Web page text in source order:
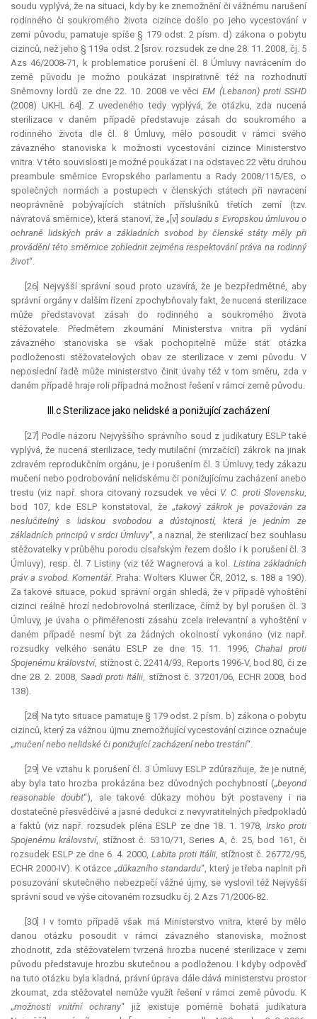
soudu vyplývá, že na situaci, kdy by ke znemožnění či vážnému narušení
rodinného či soukromého života cizince došlo po jeho vycestování v
zemi původu, pamatuje spíše § 179 odst. 2 písm. d) zákona o pobytu
cizinců, než jeho § 119a odst. 2 [srov. rozsudek ze dne 28. 11. 2008, čj. 5
Azs 46/2008-71, k problematice porušení čl. 8 Úmluvy navrácením do
země původu je možno poukázat inspirativně též na rozhodnutí
Sněmovny lordů ze dne 22. 10. 2008 ve věciEM (Lebanon) proti SSHD
(2008) UKHL 64]. Z uvedeného tedy vyplývá, že otázku, zda nucená
sterilizace v daném případě představuje zásah do soukromého a
rodinného života dle čl. 8 Úmluvy, mělo posoudit v rámci svého
závazného stanoviska k možnosti vycestování cizince Ministerstvo
vnitra. V této souvislosti je možné poukázat i na odstavec 22 větu druhou
preambule směrnice Evropského parlamentu a Rady 2008/115/ES, o
společných normách a postupech v členských státech při navracení
neoprávněně pobývajících státních příslušníků třetích zemí (tzv.
návratová směrnice), která stanoví, že „[v]souladu s Evropskou úmluvou o
ochraně lidských práv a základních svobod by členské státy měly při
provádění této směrnice zohlednit zejména respektování práva na rodinný
život“.
[26] Nejvyšší správní soud proto uzavírá, že je bezpředmětné, aby
správní orgány v dalším řízení zpochybňovaly fakt, že nucená sterilizace
může představovat zásah do rodinného a soukromého života
stěžovatele. Předmětem zkoumání Ministerstva vnitra při vydání
závazného stanoviska se však pochopitelně může stát otázka
podloženosti stěžovatelových obav ze sterilizace v zemi původu. V
neposlední řadě může ministerstvo činit úvahy též v tom směru, zda v
daném případě hraje roli případná možnost řešení v rámci země původu.
III.c Sterilizace jako nelidské a ponižující zacházení
[27] Podle názoru Nejvyššího správního soud z judikatury ESLP také
vyplývá, že nucená sterilizace, tedy mutilační (mrzačící) zákrok na jinak
zdravém reprodukčním orgánu, je i porušením čl. 3 Úmluvy, tedy zákazu
mučení nebo podrobování nelidskému či ponižujícímu zacházení anebo
trestu (viz např. shora citovaný rozsudek ve věci V. C. proti Slovensku,
bod 107, kde ESLP konstatoval, že „takový zákrok je považován za
neslučitelný s lidskou svobodou a důstojností, která je jedním ze
základních principů v srdci Úmluvy“, a naznal, že sterilizací bez souhlasu
stěžovatelky v průběhu porodu císařským řezem došlo i k porušení čl. 3
Úmluvy), resp. čl. 7 Listiny (viz též Wagnerová a kol.Listina základních
práv a svobod. Komentář. Praha: Wolters Kluwer ČR, 2012, s. 188 a 190).
Za takové situace, pokud správní orgán shledá, že v případě vyhoštění
cizinci reálně hrozí nedobrovolná sterilizace, čímž by byl porušen čl. 3
Úmluvy, je úvaha o přiměřenosti zásahu zcela irelevantní a vyhoštění v
daném případě nesmí být za žádných okolností vykonáno (viz např.
rozsudky velkého senátu ESLP ze dne 15. 11. 1996,Chahal proti
Spojenému království, stížnost č. 22414/93, Reports 1996-V, bod 80, či ze
dne 28. 2. 2008, Saadi proti Itálii, stížnost č. 37201/06, ECHR 2008, bod
138).
[28] Na tyto situace pamatuje § 179 odst. 2 písm. b) zákona o pobytu
cizinců, který za vážnou újmu znemožňující vycestování cizince označuje
„mučení nebo nelidské či ponižující zacházení nebo trestání“.
[29] Ve vztahu k porušení čl. 3 Úmluvy ESLP zdůrazňuje, že je nutné,
aby byla tato hrozba prokázána bez důvodných pochybností („beyond
reasonable doubt“), ale takové důkazy mohou být postaveny i na
dostatečně přesvědčivé a jasné dedukci z nevyvratitelných předpokladů
a faktů (viz např. rozsudek pléna ESLP ze dne 18. 1. 1978, Irsko proti
Spojenému království, stížnost č. 5310/71, Series A, č. 25, bod 161, či
rozsudek ESLP ze dne 6. 4. 2000, Labita proti Itálii, stížnost č. 26772/95,
ECHR 2000-IV). K otázce „důkazního standardu“, který je třeba naplnit při
posuzování skutečného nebezpečí vážné újmy, se vyslovil též Nejvyšší
správní soud ve výše citovaném rozsudku čj. 2 Azs 71/2006-82.
[30] I v tomto případě však má Ministerstvo vnitra, které by mělo
danou otázku posoudit v rámci závazného stanoviska, možnost
zhodnotit, zda stěžovatelem tvrzená hrozba nucené sterilizace v zemi
původu představuje hrozbu skutečnou a podloženou. I kdyby odpověď
na tuto otázku byla kladná, právní úprava dále dává ministerstvu prostor
zkoumat, zda stěžovatel nemůže využít řešení v rámci země původu. K
„možnosti vnitřní ochrany“ již existuje poměrně bohatájudikatura